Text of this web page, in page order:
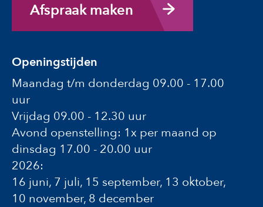
Afspraak maken
Openingstijden
Maandag t/m donderdag 09.00 - 17.00
uur
Vrijdag 09.00 - 12.30 uur
Avond openstelling: 1x per maand op
dinsdag 17.00 - 20.00 uur
2026:
16 juni, 7 juli, 15 september, 13 oktober,
10 november, 8 december